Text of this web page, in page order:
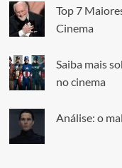
Top 7
Cinema
Saiba mais
no cinema
Análise: o